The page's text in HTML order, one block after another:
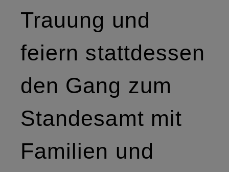
Trauung und
feiern stattdessen
den Gang zum
Standesamt mit
Familien und